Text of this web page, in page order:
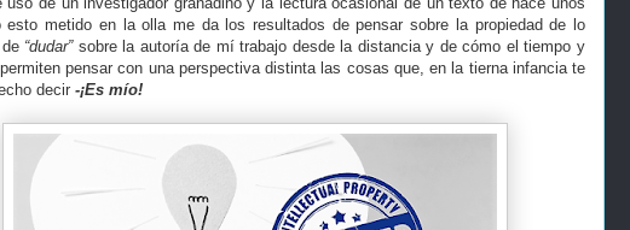
esto metido en la olla me da los resultados de pensar sobre la propiedad de lo
“dudar”sobre la autoría de mí trabajo desde la distancia y de cómo el tiempo y
pensar con una perspectiva distinta las cosas que, en la tierna infancia te
decir -¡Es mío!